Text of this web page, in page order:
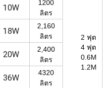
2 ฟุต
4 ฟุต
0.6M
1.2M
10W
1200
ลิตร
18W
2,160
ลิตร
20W
2,400
ลิตร
36W
4320
ลิตร